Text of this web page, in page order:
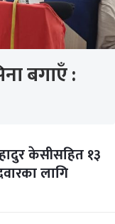
बगाएँ :
केसीसहित १३
लागि